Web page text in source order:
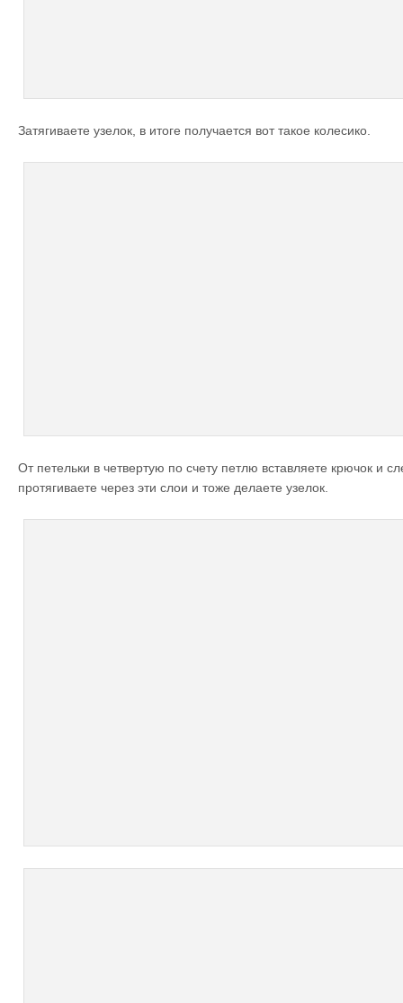
Затягиваете узелок, в итоге получается вот такое колесико.
От петельки в четвертую по счету петлю вставляете крючок и
протягиваете через эти слои и тоже делаете узелок.